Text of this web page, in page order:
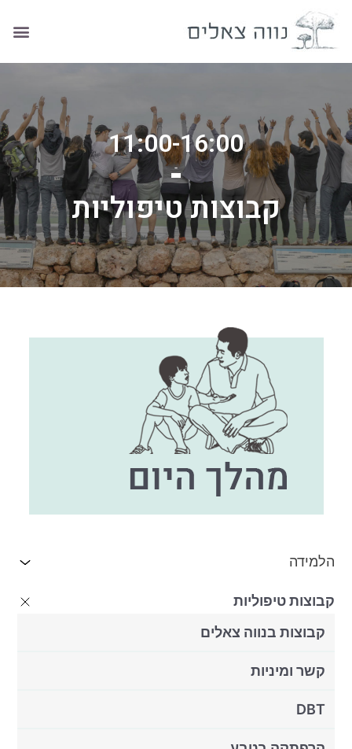
11:00-16:00
קבוצות טיפוליות
הלמידה
קבוצות טיפוליות
קבוצות בנווה צאלים
קשר ומיניות
DBT